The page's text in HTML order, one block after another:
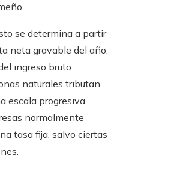
se determina a partir
neta gravable del año,
ingreso bruto.
naturales tributan
escala progresiva.
normalmente
tasa fija, salvo ciertas